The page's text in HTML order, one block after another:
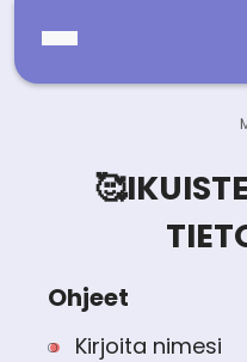
Ohjeet
Kirjoita nimesi